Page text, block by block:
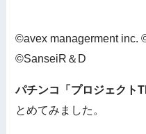
©avex managerment inc.
©SanseiR＆D
パチンコ「プロジェクト
とめてみました。